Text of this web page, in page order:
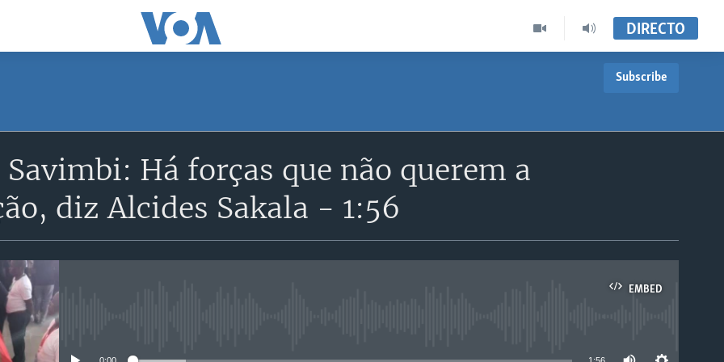
DIRECTO
Subscribe
Há forças que não querem a
diz Alcides Sakala - 1:56
EMBED